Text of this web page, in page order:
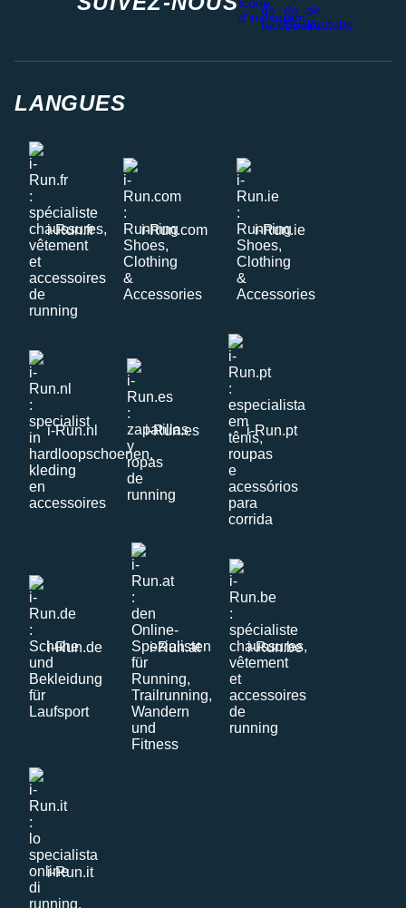
LANGUES
i-Run.fr i-Run.com i-Run.ie
i-Run.nl i-Run.es i-Run.pt
i-Run.de i-Run.at i-Run.be
i-Run.it